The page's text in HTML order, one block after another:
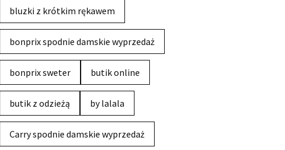
bluzki z krótkim rękawem
bonprix spodnie damskie wyprzedaż
bonprix sweter butik online
butik z odzieżą by lalala
Carry spodnie damskie wyprzedaż